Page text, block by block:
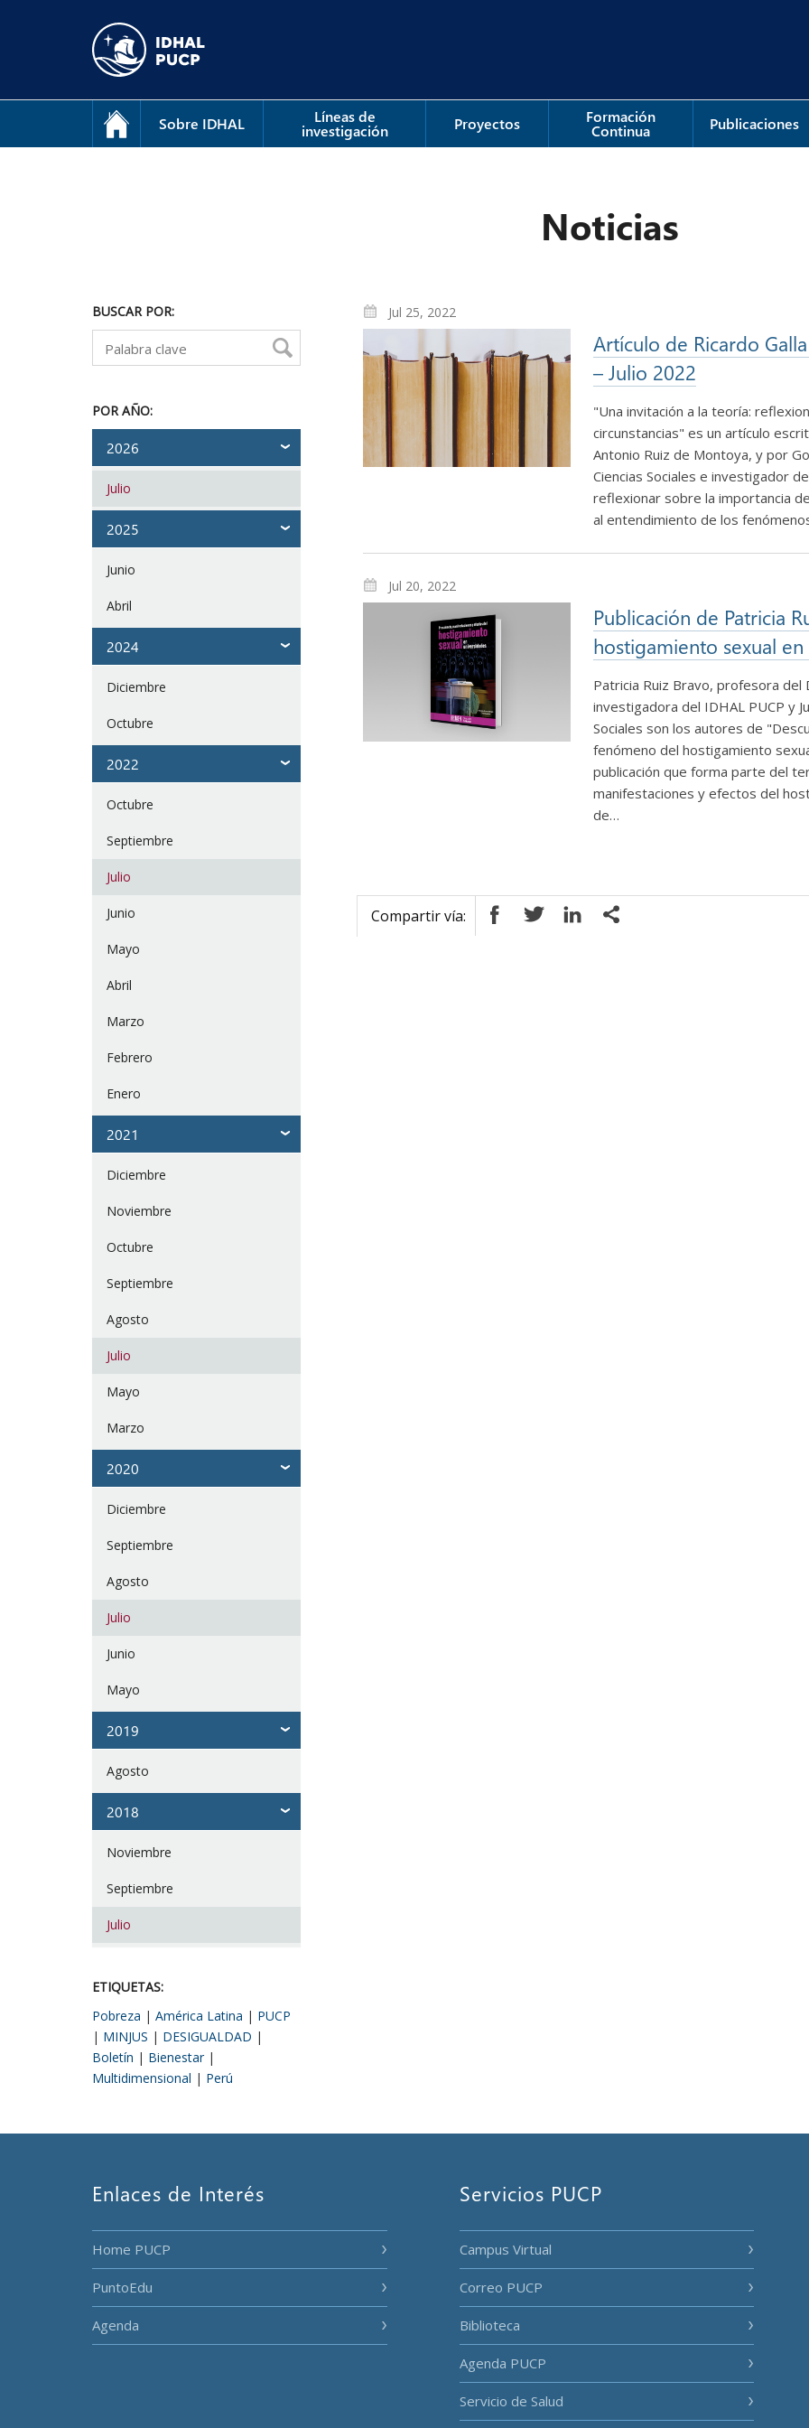
Sobre IDHAL Líneas de
investigación Proyectos Formación
Continua Publicaciones
Noticias
BUSCAR POR:
POR AÑO:
2026
Julio
2025
Junio
Abril
2024
Diciembre
Octubre
2022
Octubre
Septiembre
Julio
Junio
Mayo
Abril
Marzo
Febrero
Enero
2021
Diciembre
Noviembre
Octubre
Septiembre
Agosto
Julio
Mayo
Marzo
2020
Diciembre
Septiembre
Agosto
Julio
Junio
Mayo
2019
Agosto
2018
Noviembre
Septiembre
Julio
ETIQUETAS:
Pobreza | América Latina | PUCP
| MINJUS | DESIGUALDAD |
Boletín | Bienestar|
Multidimensional | Perú
Jul 25, 2022
Artículo de Ricardo
– Julio 2022
"Una invitación a la teoría:
circunstancias" es un artículo
Antonio Ruiz de Montoya, y por
Ciencias Sociales e investigador
reflexionar sobre la importancia
al entendimiento de los
Jul 20, 2022
Publicación de Patricia
hostigamiento sexual
Patricia Ruiz Bravo, profesora del
investigadora del IDHAL PUCP y
Sociales son los autores de
fenómeno del hostigamiento
publicación que forma parte del
manifestaciones y efectos del
de…
Compartir vía:
Enlaces de Interés
Home PUCP
PuntoEdu
Agenda
Servicios PUCP
Campus Virtual
Correo PUCP
Biblioteca
Agenda PUCP
Servicio de Salud